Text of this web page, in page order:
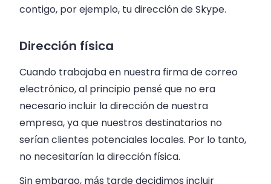
contigo, por ejemplo, tu dirección de Skype.
Dirección física
Cuando trabajaba en nuestra firma de correo
electrónico, al principio pensé que no era
necesario incluir la dirección de nuestra
empresa, ya que nuestros destinatarios no
serían clientes potenciales locales. Por lo tanto,
no necesitarían la dirección física.
Sin embargo, más tarde decidimos incluir